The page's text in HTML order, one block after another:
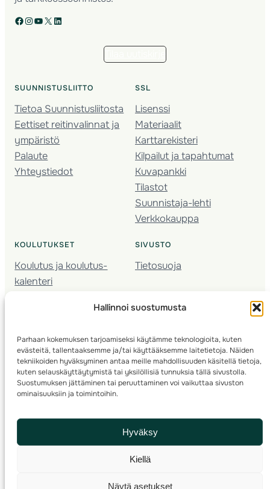
Hallinnoi suostumusta
Parhaan kokemuksen tarjoamiseksi käytämme teknologioita, kuten
evästeitä, tallentaaksemme ja/tai käyttääksemme laitetietoja. Näiden
tekniikoiden hyväksyminen antaa meille mahdollisuuden käsitellä tietoja,
kuten selauskäyttäytymistä tai yksilöllisiä tunnuksia tällä sivustolla.
Suostumuksen jättäminen tai peruuttaminen voi vaikuttaa sivuston
ominaisuuksiin ja toimintoihin.
Hyväksy
Kiellä
Näytä asetukset
Facebook Instagram YouTube X LinkedIn
SUUNNISTUSLIITTO
Tietoa Suunnistusliitosta
Eettiset reitinvalinnat ja
ympäristö
Palaute
Yhteystiedot
SSL
Lisenssi
Materiaalit
Karttarekisteri
Kilpailut ja tapahtumat
Kuvapankki
Tilastot
Suunnistaja-lehti
Verkkokauppa
KOULUTUKSET
Koulutus ja koulutus­
kalenteri
Seura­kehittäminen
Kartoitus
Ratamestari
SIVUSTO
Tietosuoja
© 2025 ·Suomen Suunnistusliitto· Valimotie 10, 00380 Helsinki, Finland
info(a)suunnistusliitto.fi,Rastilipun asiat: rastilippu(a)suunnistusliitto.fi
Kilpailut ja kuntorastit – Rastilippu:::Rastilipun ohjeet